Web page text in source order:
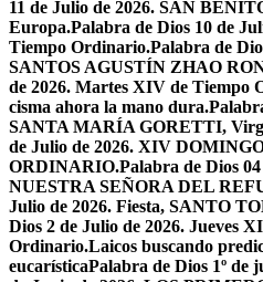
11 de Julio de 2026. SAN
Europa.Palabra de Dios 10 de
Tiempo Ordinario.Palabra de
SANTOS AGUSTÍN ZHAO
de 2026. Martes XIV de Tiempo
cisma ahora la mano dura.
SANTA MARÍA GORETTI,
de Julio de 2026. XIV
ORDINARIO.Palabra de Dios
NUESTRA SEÑORA DEL
Julio de 2026. Fiesta, SANTO
Dios 2 de Julio de 2026. Jueves
Ordinario.Laicos buscando
eucarísticaPalabra de Dios 1º de